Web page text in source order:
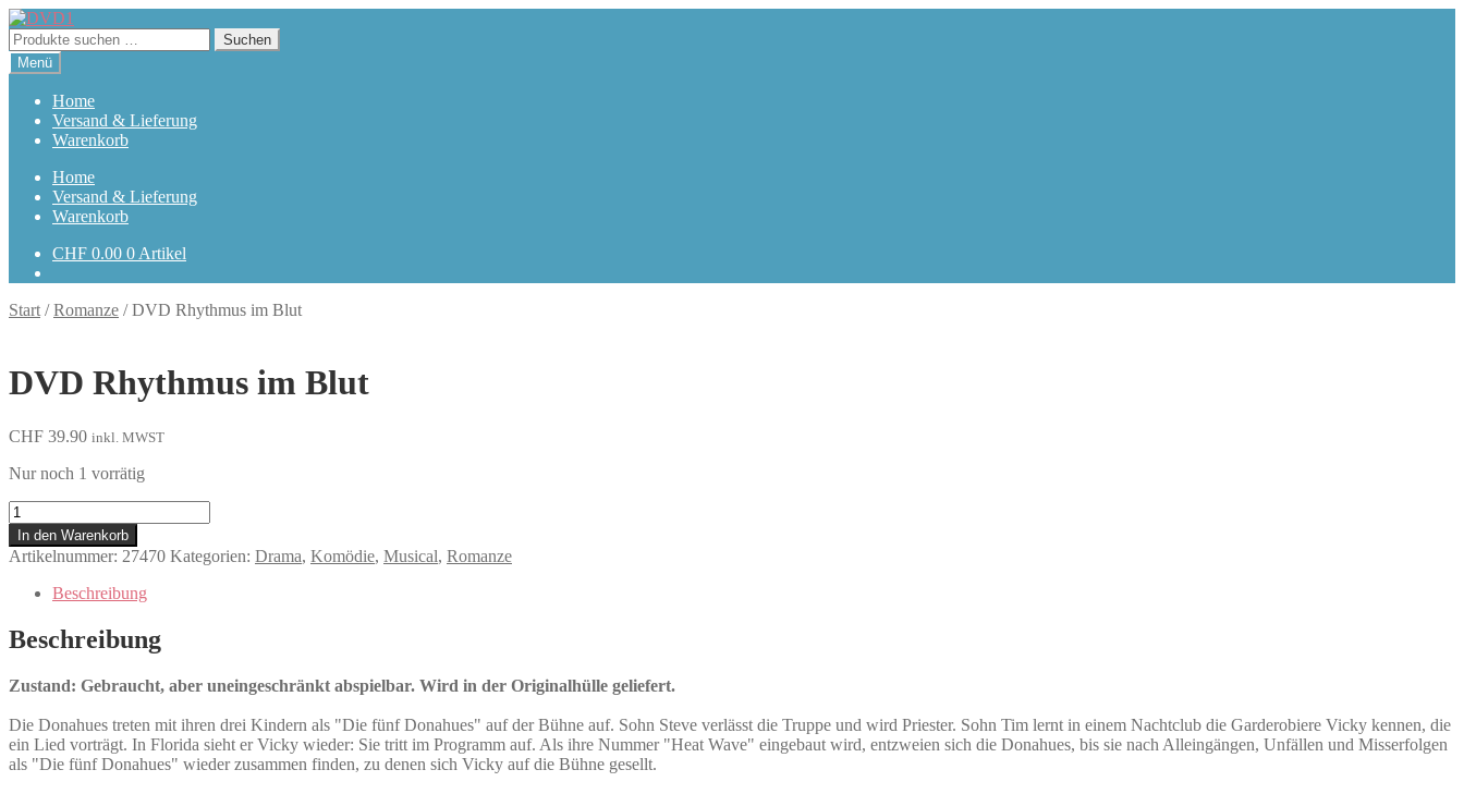
Zur
Navigation
springen
Zum
Inhalt
springen
Suchen
nach:
Suchen
Menü
Home
Versand & Lieferung
Warenkorb
Home
Versand & Lieferung
Warenkorb
CHF 0.00 0 Artikel
Start /Romanze /DVD Rhythmus im Blut
DVD Rhythmus im Blut
CHF 39.90 inkl. MWST
Nur noch 1 vorrätig
Rhythmus
im
Blut
Menge
In den Warenkorb
Artikelnummer: 27470 Kategorien: Drama, Komödie, Musical, Romanze
Beschreibung
Beschreibung
Zustand: Gebraucht, aber uneingeschränkt abspielbar. Wird in der Originalhülle geliefert.
Die Donahues treten mit ihren drei Kindern als "Die fünf Donahues" auf der Bühne auf. Sohn Steve verlässt die Truppe und wird Priester. Sohn Tim lernt in einem Nachtclub die Garderobiere Vicky kennen, die
ein Lied vorträgt. In Florida sieht er Vicky wieder: Sie tritt im Programm auf. Als ihre Nummer "Heat Wave" eingebaut wird, entzweien sich die Donahues, bis sie nach Alleingängen, Unfällen und Misserfolgen
als "Die fünf Donahues" wieder zusammen finden, zu denen sich Vicky auf die Bühne gesellt.